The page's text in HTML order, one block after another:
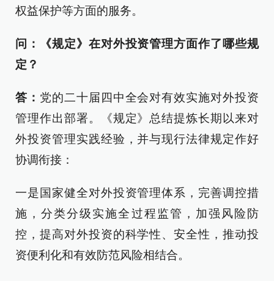
权益保护等方面的服务。
问：《规定》在对外投资管理方面作了哪些规
定？
答： 党的二十届四中全会对有效实施对外投资
管理作出部署。《规定》总结提炼长期以来对
外投资管理实践经验，并与现行法律规定作好
协调衔接：
一是国家健全对外投资管理体系，完善调控措
施，分类分级实施全过程监管，加强风险防
控，提高对外投资的科学性、安全性，推动投
资便利化和有效防范风险相结合。